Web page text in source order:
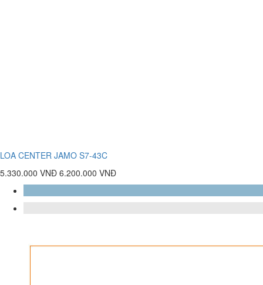
LOA CENTER JAMO S7-43C
5.330.000 VNĐ 6.200.000 VNĐ